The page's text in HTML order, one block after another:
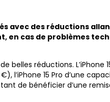
avec des réductions
en cas de problèmes
belles réductions.
l’iPhone 15 Pro d’une
de bénéficier d’une